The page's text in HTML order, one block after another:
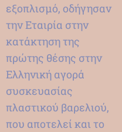
εξοπλισμό, οδήγησαν
την Εταιρία στην
κατάκτηση της
πρώτης θέσης στην
Ελληνική αγορά
συσκευασίας
πλαστικού βαρελιού,
που αποτελεί και το